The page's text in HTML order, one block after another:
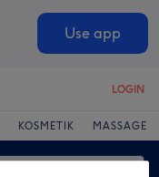
Use app
LOGIN
KOSMETIK MASSAGE